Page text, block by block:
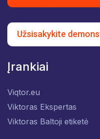
Užsisakykite
Įrankiai
Viqtor.eu
Viktoras Ekspertas
Viktoras Baltoji etiketė